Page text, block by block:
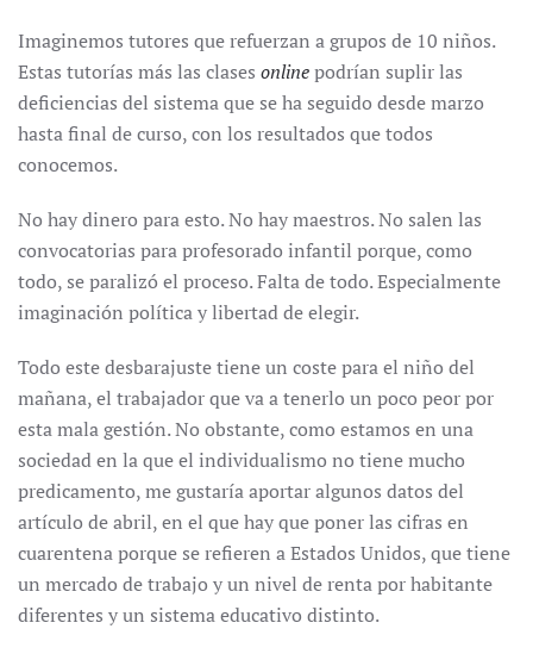
Imaginemos tutores que refuerzan a grupos de 10 niños.
Estas tutorías más las clases onlinepodrían suplir las
deficiencias del sistema que se ha seguido desde marzo
hasta final de curso, con los resultados que todos
conocemos.
No hay dinero para esto. No hay maestros. No salen las
convocatorias para profesorado infantil porque, como
todo, se paralizó el proceso. Falta de todo. Especialmente
imaginación política y libertad de elegir.
Todo este desbarajuste tiene un coste para el niño del
mañana, el trabajador que va a tenerlo un poco peor por
esta mala gestión. No obstante, como estamos en una
sociedad en la que el individualismo no tiene mucho
predicamento, me gustaría aportar algunos datos del
artículo de abril, en el que hay que poner las cifras en
cuarentena porque se refieren a Estados Unidos, que tiene
un mercado de trabajo y un nivel de renta por habitante
diferentes y un sistema educativo distinto.